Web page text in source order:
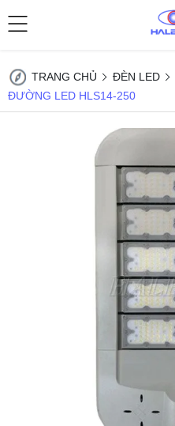
TRANG CHỦ ĐÈN LED
ĐƯỜNG LED HLS14-250